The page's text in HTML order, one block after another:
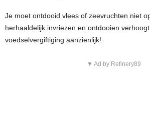
Je moet ontdooid vlees of zeevruchten niet
herhaaldelijk invriezen en ontdooien
voedselvergiftiging aanzienlijk!
▼ Ad by Refinery89